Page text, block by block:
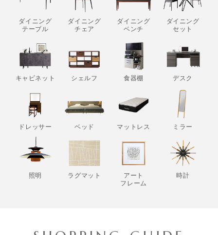
ダイニング
テーブル
ダイニング
チェア
ダイニング
ベンチ
ダイニング
セット
キャビネット シェルフ 食器棚 デスク
ドレッサー ベッド マットレス ミラー
照明 ラグマット
アート
フレーム
時計